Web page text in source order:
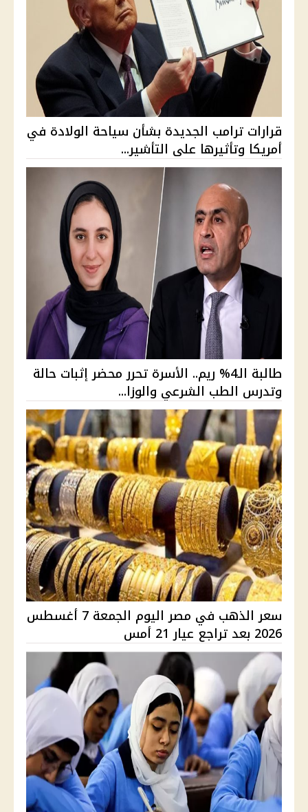
قرارات ترامب الجديدة بشأن سياحة الولادة في
أمريكا وتأثيرها على التأشير...
طالبة الـ4% ريم.. الأسرة تحرر محضر إثبات حالة
وتدرس الطب الشرعي والوزا...
سعر الذهب في مصر اليوم الجمعة 7 أغسطس
2026 بعد تراجع عيار 21 أمس